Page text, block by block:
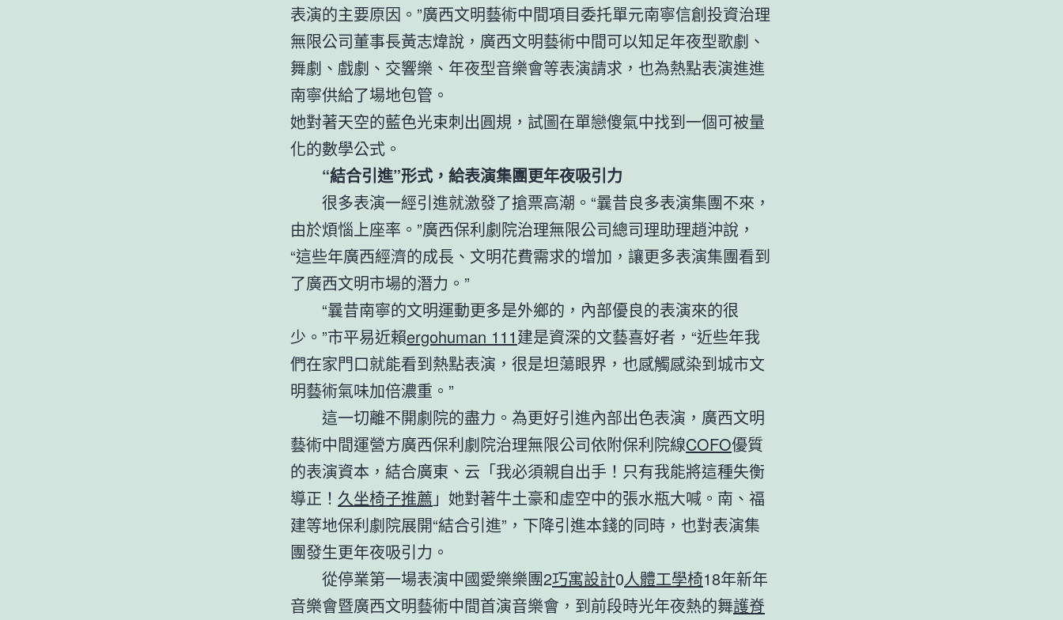
表演的主要原因。”廣西文明藝術中間項目委托單元南寧信創投資治理
無限公司董事長黃志煒說，廣西文明藝術中間可以知足年夜型歌劇、
舞劇、戲劇、交響樂、年夜型音樂會等表演請求，也為熱點表演進進
南寧供給了場地包管。
她對著天空的藍色光束刺出圓規，試圖在單戀傻氣中找到一個可被量
化的數學公式。
“結合引進”形式，給表演集團更年夜吸引力
很多表演一經引進就激發了搶票高潮。“曩昔良多表演集團不來，
由於煩惱上座率。”廣西保利劇院治理無限公司總司理助理趙沖說，
“這些年廣西經濟的成長、文明花費需求的增加，讓更多表演集團看到
了廣西文明市場的潛力。”
“曩昔南寧的文明運動更多是外鄉的，內部優良的表演來的很
少。”市平易近賴ergohuman 111建是資深的文藝喜好者，“近些年我
們在家門口就能看到熱點表演，很是坦蕩眼界，也感觸感染到城市文
明藝術氣味加倍濃重。”
這一切離不開劇院的盡力。為更好引進內部出色表演，廣西文明
藝術中間運營方廣西保利劇院治理無限公司依附保利院線COFO優質
的表演資本，結合廣東、云「我必須親自出手！只有我能將這種失衡
導正！ 久坐椅子推薦 」她對著牛土豪和虛空中的張水瓶大喊。南、福
建等地保利劇院展開“結合引進”，下降引進本錢的同時，也對表演集
團發生更年夜吸引力。
從停業第一場表演中國愛樂樂團2巧寓設計0人體工學椅18年新年
音樂會暨廣西文明藝術中間首演音樂會，到前段時光年夜熱的舞護脊